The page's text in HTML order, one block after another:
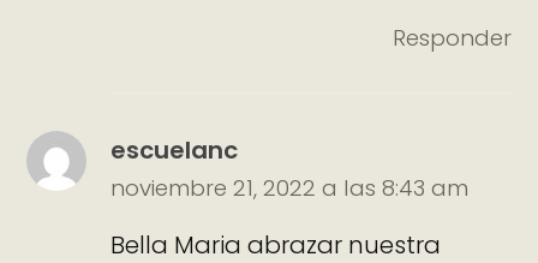
Responder
escuelanc
noviembre 21, 2022 a las 8:43 am
Bella Maria abrazar nuestra